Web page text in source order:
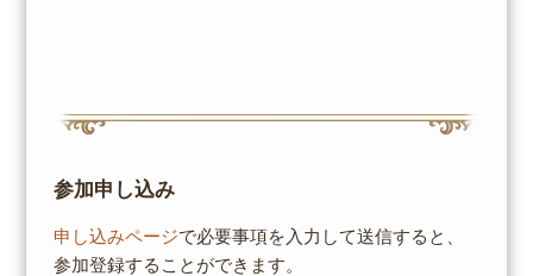
参加申し込み
申し込みページで必要事項を入力して送信すると、
参加登録することができます。